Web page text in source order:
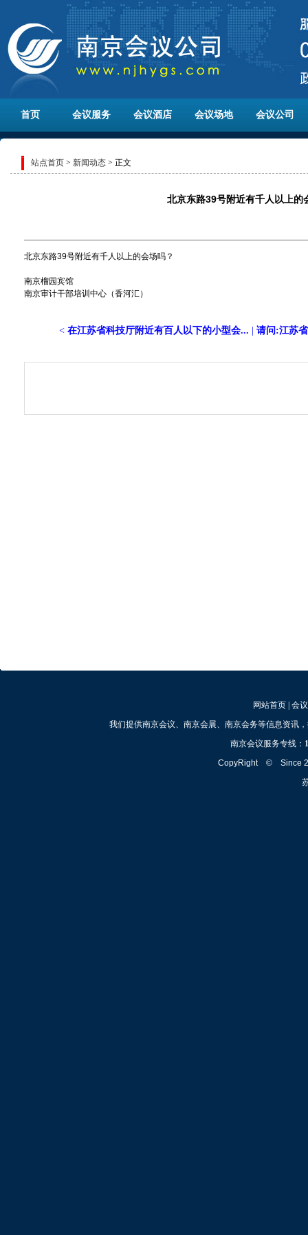
首页 会议服务 会议酒店 会议场地 会议公司
站点首页 > 新闻动态 > 正文
北京东路39号附近有千人以上的
北京东路39号附近有千人以上的会场吗？
南京榴园宾馆
南京审计干部培训中心（香河汇）
< 在江苏省科技厅附近有百人以下的小型会... 请问:江苏
网站首页| 会
我们提供南京会议、南京会展、南京会务等信息资讯
南京会议服务专线：
CopyRight © Since